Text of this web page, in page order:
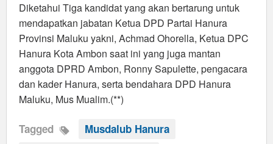
Diketahui Tiga kandidat yang akan bertarung untuk
mendapatkan jabatan Ketua DPD Partai Hanura
Provinsi Maluku yakni, Achmad Ohorella, Ketua DPC
Hanura Kota Ambon saat ini yang juga mantan
anggota DPRD Ambon, Ronny Sapulette, pengacara
dan kader Hanura, serta bendahara DPD Hanura
Maluku, Mus Mualim.(**)
Tagged
Musdalub Hanura